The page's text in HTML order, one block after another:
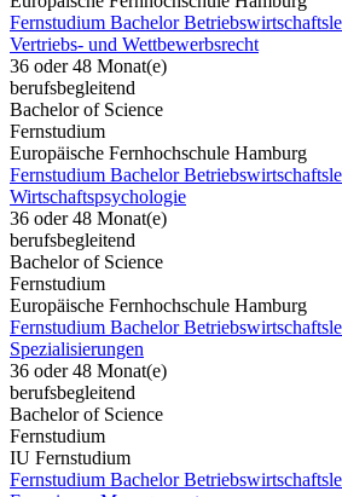
Fernstudium Bachelor
Vertriebs- und Wettbewerbsrecht
36 oder 48 Monat(e)
berufsbegleitend
Bachelor of Science
Fernstudium
Europäische Fernhochschule Hamburg
Fernstudium Bachelor
Wirtschaftspsychologie
36 oder 48 Monat(e)
berufsbegleitend
Bachelor of Science
Fernstudium
Europäische Fernhochschule Hamburg
Fernstudium Bachelor
Spezialisierungen
36 oder 48 Monat(e)
berufsbegleitend
Bachelor of Science
Fernstudium
IU Fernstudium
Fernstudium Bachelor